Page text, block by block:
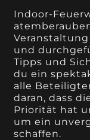
Indoor-
und
Tipps und
du ein
alle
daran, dass
Priorität hat
um ein
schaffen.